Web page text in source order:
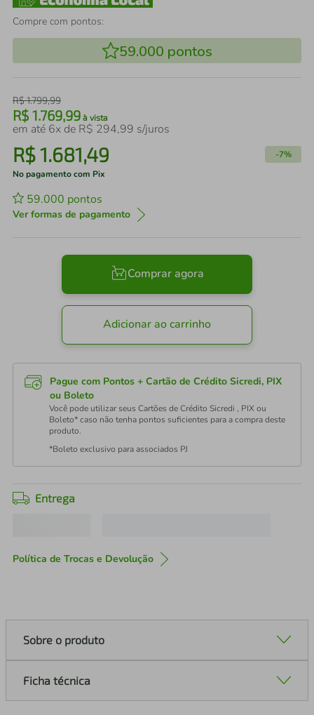
Compre com pontos:
59.000 pontos
R$1.799,99
R$ 1.769,99 à vista
em até 6x de R$ 294,99 s/juros
R$1.681,49 -7%
No pagamento com Pix
59.000 pontos
Ver formas de pagamento
Comprar agora
Adicionar ao carrinho
Pague com Pontos + Cartão de Crédito Sicredi, PIX
ou Boleto
Você pode utilizar seus Cartões de Crédito Sicredi , PIX ou
Boleto* caso não tenha pontos suficientes para a compra deste
produto.
*Boleto exclusivo para associados PJ
Entrega
Política de Trocas e Devolução
Sobre o produto
Ficha técnica